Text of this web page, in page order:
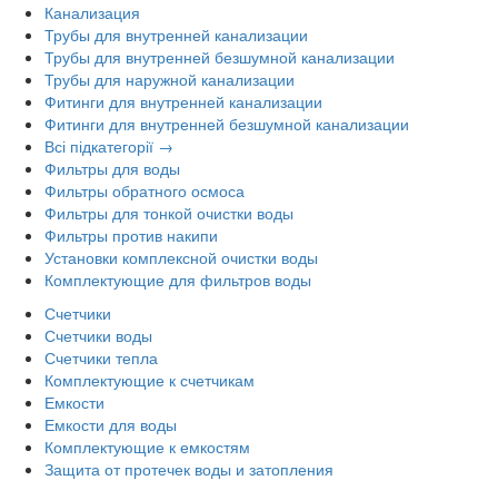
Канализация
Трубы для внутренней канализации
Трубы для внутренней безшумной канализации
Трубы для наружной канализации
Фитинги для внутренней канализации
Фитинги для внутренней безшумной канализации
Всі підкатегорії →
Фильтры для воды
Фильтры обратного осмоса
Фильтры для тонкой очистки воды
Фильтры против накипи
Установки комплексной очистки воды
Комплектующие для фильтров воды
Счетчики
Счетчики воды
Счетчики тепла
Комплектующие к счетчикам
Емкости
Емкости для воды
Комплектующие к емкостям
Защита от протечек воды и затопления